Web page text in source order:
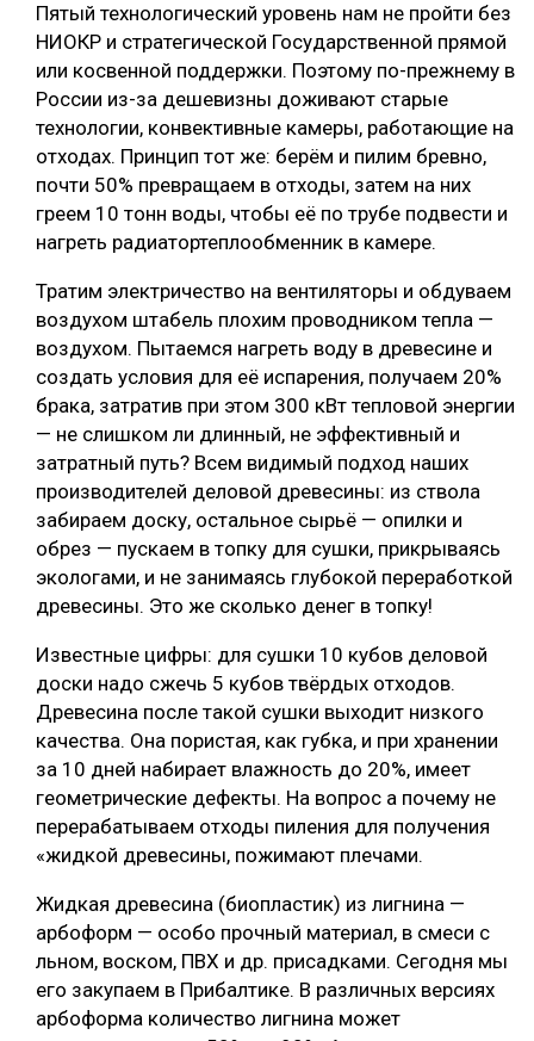
Пятый технологический уровень нам не пройти без
НИОКР и стратегической Государственной прямой
или косвенной поддержки. Поэтому по-прежнему в
России из-за дешевизны доживают старые
технологии, конвективные камеры, работающие на
отходах. Принцип тот же: берём и пилим бревно,
почти 50% превращаем в отходы, затем на них
греем 10 тонн воды, чтобы её по трубе подвести и
нагреть радиатортеплообменник в камере.
Тратим электричество на вентиляторы и обдуваем
воздухом штабель плохим проводником тепла —
воздухом. Пытаемся нагреть воду в древесине и
создать условия для её испарения, получаем 20%
брака, затратив при этом 300 кВт тепловой энергии
— не слишком ли длинный, не эффективный и
затратный путь? Всем видимый подход наших
производителей деловой древесины: из ствола
забираем доску, остальное сырьё — опилки и
обрез — пускаем в топку для сушки, прикрываясь
экологами, и не занимаясь глубокой переработкой
древесины. Это же сколько денег в топку!
Известные цифры: для сушки 10 кубов деловой
доски надо сжечь 5 кубов твёрдых отходов.
Древесина после такой сушки выходит низкого
качества. Она пористая, как губка, и при хранении
за 10 дней набирает влажность до 20%, имеет
геометрические дефекты. На вопрос а почему не
перерабатываем отходы пиления для получения
«жидкой древесины, пожимают плечами.
Жидкая древесина (биопластик) из лигнина —
арбоформ — особо прочный материал, в смеси с
льном, воском, ПВХ и др. присадками. Сегодня мы
его закупаем в Прибалтике. В различных версиях
арбоформа количество лигнина может